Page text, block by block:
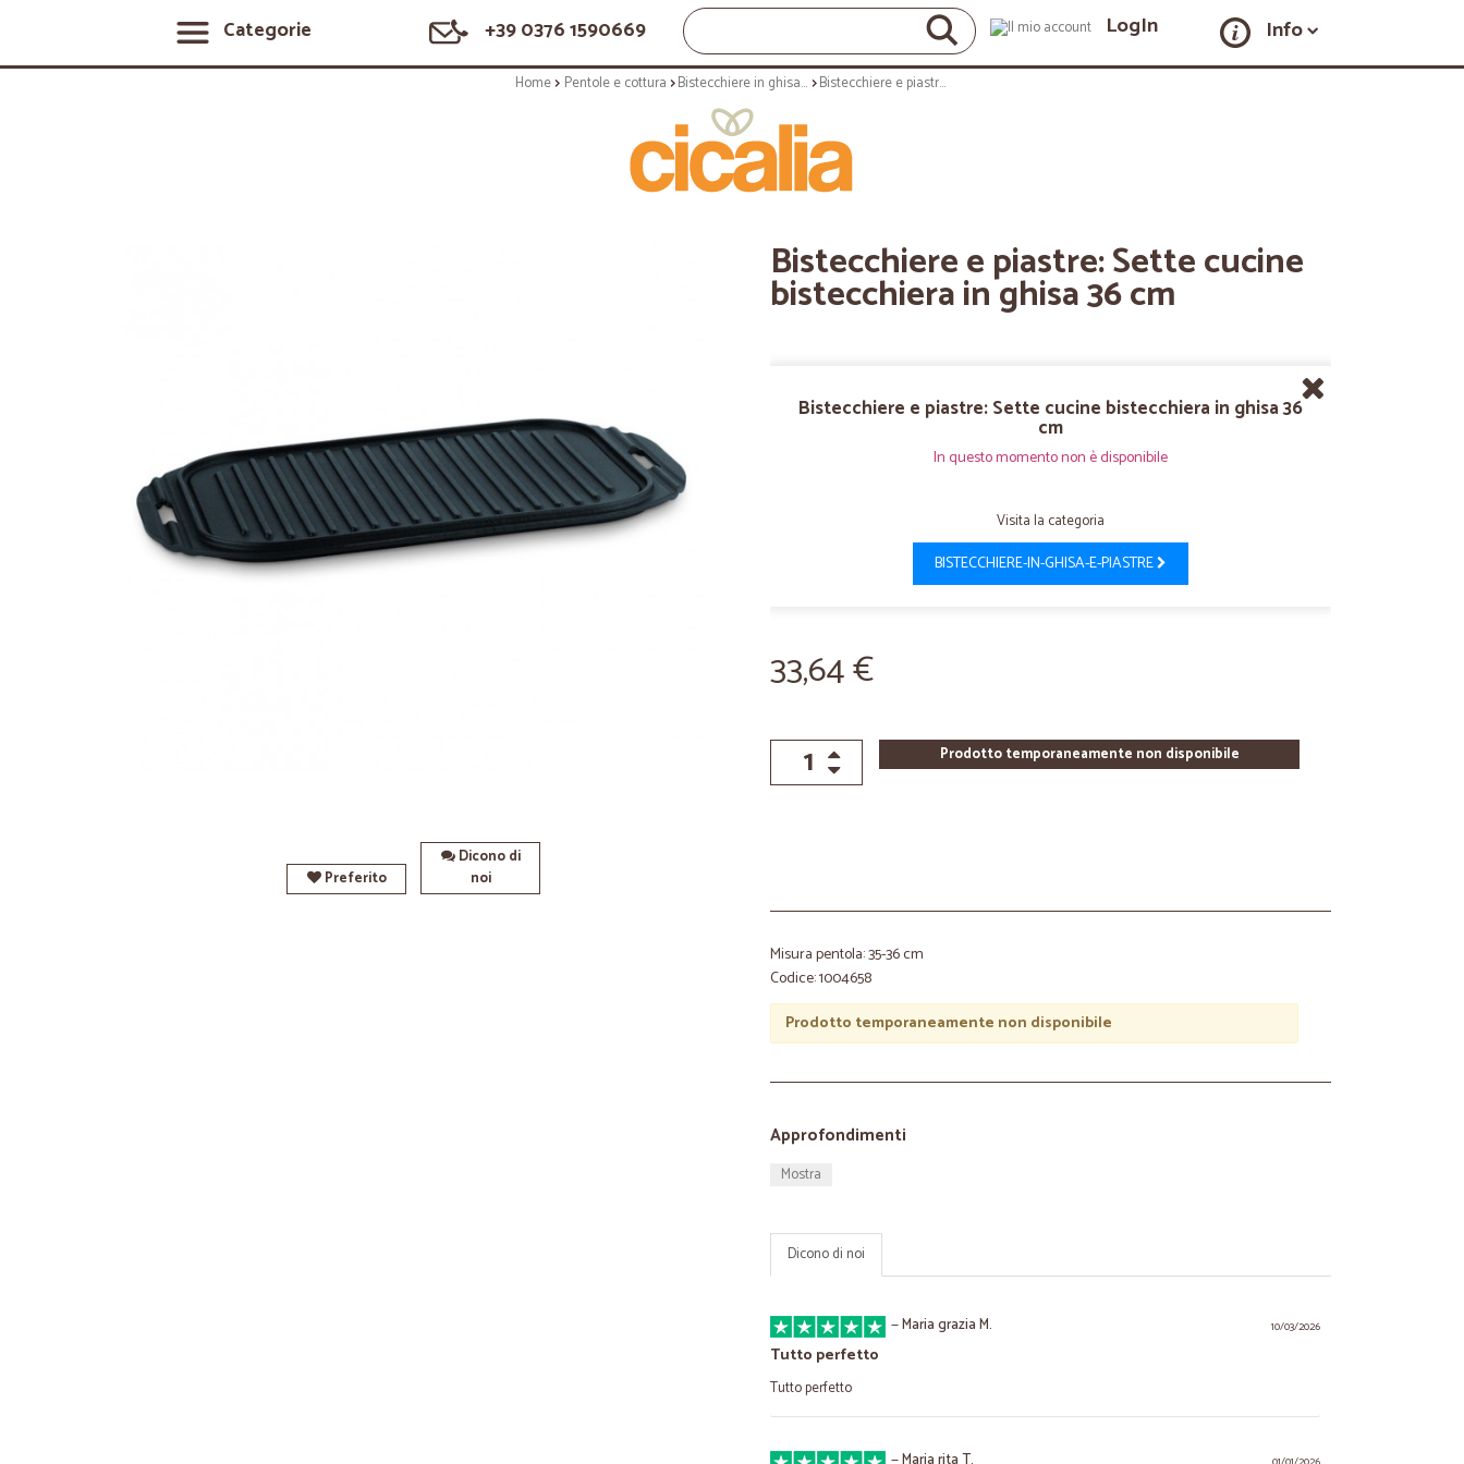
Categorie +39 0376 1590669 LogIn Info
Home Pentole e cottura Bistecchiere in ghisa e piastre Bistecchiere e piastre: Sette cucine bistecchiera in ghisa 36 cm
Preferito
Dicono di
noi
Bistecchiere e piastre: Sette cucine
bistecchiera in ghisa 36 cm
Bistecchiere e piastre: Sette cucine bistecchiera in ghisa 36
cm
In questo momento non è disponibile
Visita la categoria
BISTECCHIERE-IN-GHISA-E-PIASTRE
33,64 €
Prodotto temporaneamente non disponibile
Misura pentola: 35-36 cm
Codice: 1004658
Prodotto temporaneamente non disponibile
Approfondimenti
Mostra
Dicono di noi
10/03/2026
—Maria grazia M.
Tutto perfetto
Tutto perfetto